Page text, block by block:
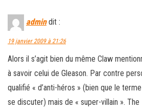
admin dit :
19 janvier 2009 à 21:26
Alors il s’agit bien du même Claw
à savoir celui de Gleason. Par contre
qualifié « d’anti-héros » (bien que le
se discuter) mais de « super-villain ».